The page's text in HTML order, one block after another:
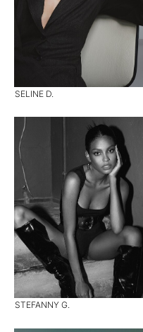
SELINE D.
STEFANNY G.